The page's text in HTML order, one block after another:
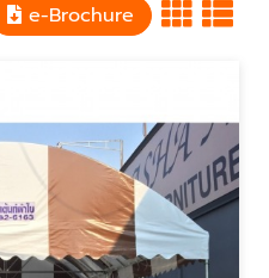
e-Brochure